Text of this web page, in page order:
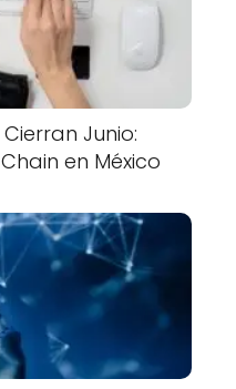
Junio:
en México